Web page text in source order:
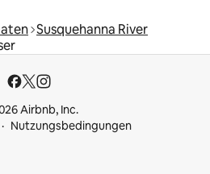
Susquehanna River
Airbnb, Inc.
Nutzungsbedingungen